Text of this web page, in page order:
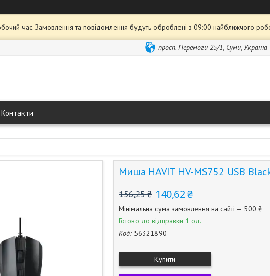
час. Замовлення та повідомлення будуть оброблені з 09:00 найближчого
просп. Перемоги 25/1, Суми, Україна
Контакти
Миша HAVIT HV-MS752 USB
156,25 ₴ 140,62 ₴
Мінімальна сума замовлення на сайті — 500 ₴
Готово до відправки 1 од.
Код: 56321890
Купити